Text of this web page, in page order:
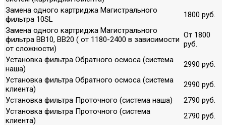
Замена одного картриджа Магистрального
фильтра 10SL
1800 руб.
Замена одного картриджа Магистрального
фильтра ВВ10, ВВ20 ( от 1180-2400 в зависимости
от сложности)
От 1800
руб.
Установка фильтра Обратного осмоса (система
наша)
2990 руб.
Установка фильтра Обратного осмоса (система
клиента)
2990 руб.
Установка фильтра Проточного (система наша)
2790 руб.
Установка фильтра Проточного (система
клиента)
2790 руб.